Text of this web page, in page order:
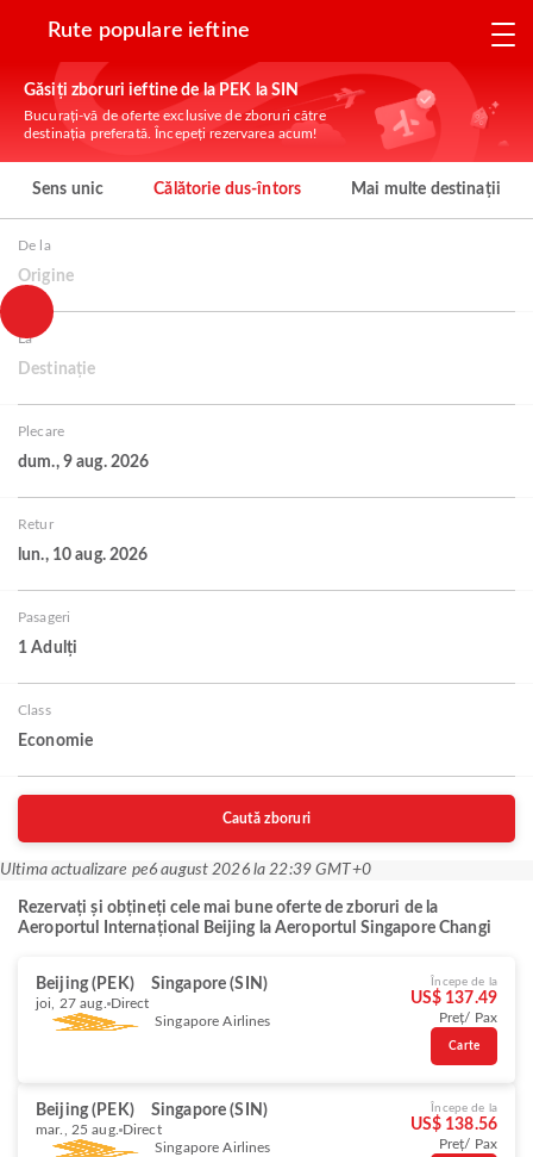
Rute populare ieftine
Găsiți zboruri ieftine de la PEK la SIN
Bucurați-vă de oferte exclusive de zboruri către
destinația preferată. Începeți rezervarea acum!
Sens unic Călătorie dus-întors Mai multe destinații
De la
Origine
La
Destinație
Plecare
dum., 9 aug. 2026
Retur
lun., 10 aug. 2026
Pasageri
1 Adulți
Class
Economie
Caută zboruri
Ultima actualizare pe6 august 2026 la 22:39 GMT+0
Rezervați și obțineți cele mai bune oferte de zboruri de la
Aeroportul Internațional Beijing la Aeroportul Singapore Changi
Beijing (PEK) Singapore (SIN)
joi, 27 aug. Direct
Singapore Airlines
Începe de la
US$ 137.49
Preț/ Pax
Carte
Beijing (PEK) Singapore (SIN)
mar., 25 aug. Direct
Singapore Airlines
Începe de la
US$ 138.56
Preț/ Pax